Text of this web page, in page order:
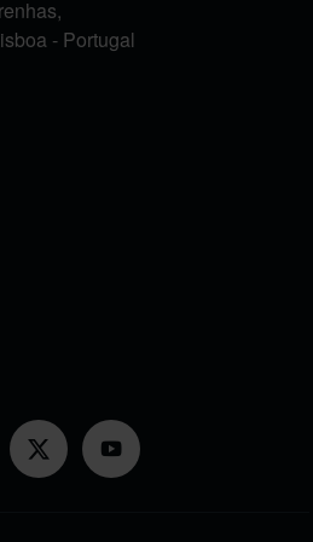
- Portugal